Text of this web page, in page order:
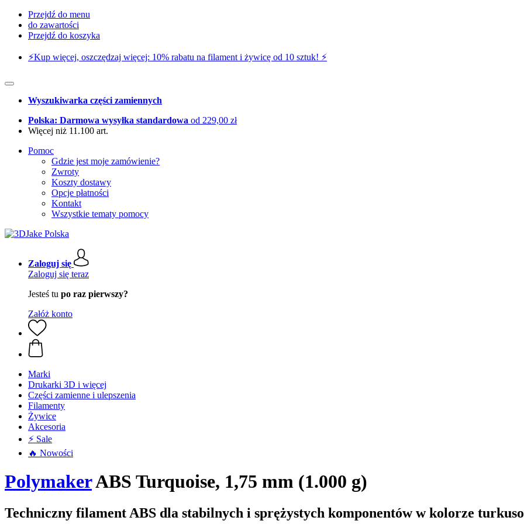
Przejdź do menu
do zawartości
Przejdź do koszyka
⚡️Kup więcej, oszczędzaj więcej: 10% rabatu na filament i żywicę od 10 sztuk! ⚡️
Wyszukiwarka części zamiennych
Polska: Darmowa wysyłka standardowa od 229,00 zł
Więcej niż 11.100 art.
Pomoc
Gdzie jest moje zamówienie?
Zwroty
Koszty dostawy
Opcje płatności
Kontakt
Wszystkie tematy pomocy
Zaloguj się
Zaloguj się teraz
Jesteś tu po raz pierwszy?
Załóż konto
Marki
Drukarki 3D i więcej
Części zamienne i ulepszenia
Filamenty
Żywice
Akcesoria
⚡ Sale
🔥 Nowości
PolymakerABS Turquoise, 1,75 mm (1.000 g)
Techniczny filament ABS dla stabilnych i sprężystych komponentów w kolorze